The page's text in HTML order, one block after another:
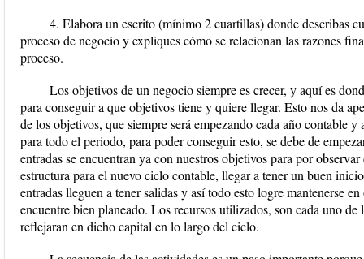
4. Elabora un escrito (mínimo 2 cuartillas) donde describas
proceso de negocio y expliques cómo se relacionan las razones
proceso.
Los objetivos de un negocio siempre es crecer, y aquí es
para conseguir a que objetivos tiene y quiere llegar. Esto nos da
de los objetivos, que siempre será empezando cada año contable
para todo el periodo, para poder conseguir esto, se debe de
entradas se encuentran ya con nuestros objetivos para por
estructura para el nuevo ciclo contable, llegar a tener un buen
entradas lleguen a tener salidas y así todo esto logre mantenerse
encuentre bien planeado. Los recursos utilizados, son cada uno
reflejaran en dicho capital en lo largo del ciclo.